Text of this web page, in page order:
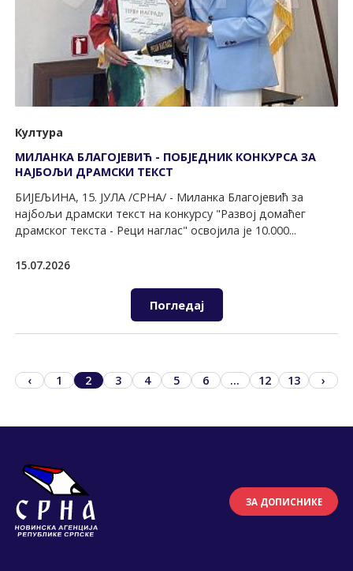
Култура
МИЛАНКА БЛАГОЈЕВИЋ - ПОБЈЕДНИК КОНКУРСА ЗА
НАЈБОЉИ ДРАМСКИ ТЕКСТ
БИЈЕЉИНА, 15. ЈУЛА /СРНА/ - Миланка Благојевић за
најбољи драмски текст на конкурсу "Развој домаћег
драмског текста - Реци наглас" освојила је 10.000...
15.07.2026
Погледај
‹ 1 2 3 4 5 6 ... 12 13 ›
ЗА ДОПИСНИКЕ